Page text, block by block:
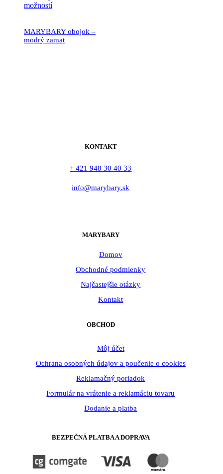
možností
MARYBARY obojok –
modrý zamat
KONTAKT
+ 421 948 30 40 33
info@marybary.sk
MARYBARY
Domov
Obchodné podmienky
Najčastejšie otázky
Kontakt
OBCHOD
Môj účet
Ochrana osobných údajov a poučenie o cookies
Reklamačný poriadok
Formulár na vrátenie a reklamáciu tovaru
Dodanie a platba
BEZPEČNÁ PLATBA A DOPRAVA